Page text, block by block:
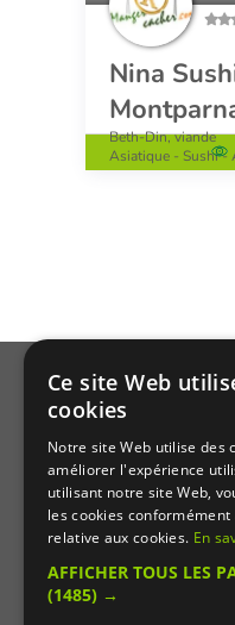
Nina
Beth-Din, viande
Asiatique - Sushi -
Manger Cacher
Cacher c'est quoi ?
Liens utiles
Qui sommes-nous ?
Presse
Ce site Web
cookies
Notre site Web utilise des
améliorer l'expérience
utilisant notre site Web,
les cookies
relative aux cookies. En
AFFICHER TOUS LES
(1485) →